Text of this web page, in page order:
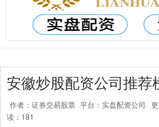
安徽炒股配资公司推荐
作者：证券交易股票 平台：实盘配资公司
读：181